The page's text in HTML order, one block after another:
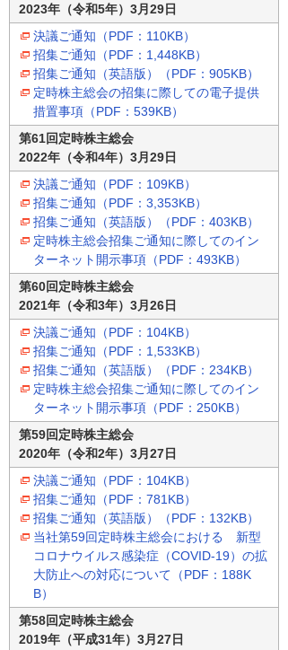
2023年（令和5年）3月29日
決議ご通知（PDF：110KB）
招集ご通知（PDF：1,448KB）
招集ご通知（英語版）（PDF：905KB）
定時株主総会の招集に際しての電子提供
措置事項（PDF：539KB）
第61回定時株主総会
2022年（令和4年）3月29日
決議ご通知（PDF：109KB）
招集ご通知（PDF：3,353KB）
招集ご通知（英語版）（PDF：403KB）
定時株主総会招集ご通知に際してのイン
ターネット開示事項（PDF：493KB）
第60回定時株主総会
2021年（令和3年）3月26日
決議ご通知（PDF：104KB）
招集ご通知（PDF：1,533KB）
招集ご通知（英語版）（PDF：234KB）
定時株主総会招集ご通知に際してのイン
ターネット開示事項（PDF：250KB）
第59回定時株主総会
2020年（令和2年）3月27日
決議ご通知（PDF：104KB）
招集ご通知（PDF：781KB）
招集ご通知（英語版）（PDF：132KB）
当社第59回定時株主総会における 新型
コロナウイルス感染症（COVID-19）の拡
大防止への対応について（PDF：188K
B）
第58回定時株主総会
2019年（平成31年）3月27日